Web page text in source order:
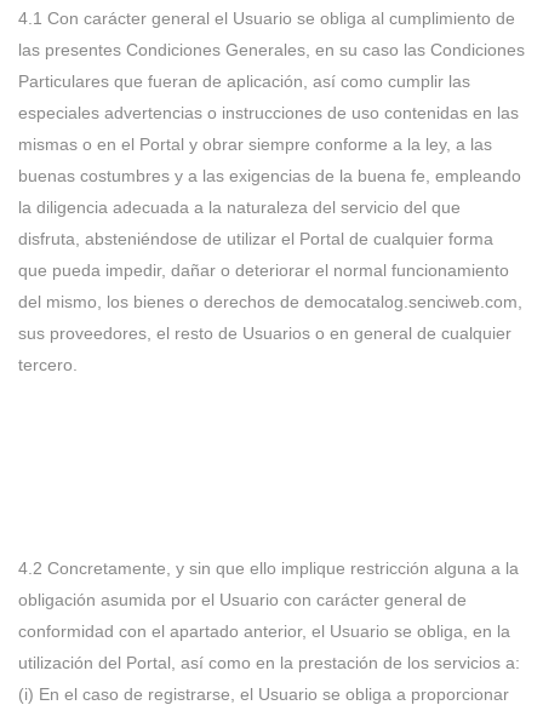
4.1 Con carácter general el Usuario se obliga al cumplimiento de
las presentes Condiciones Generales, en su caso las Condiciones
Particulares que fueran de aplicación, así como cumplir las
especiales advertencias o instrucciones de uso contenidas en las
mismas o en el Portal y obrar siempre conforme a la ley, a las
buenas costumbres y a las exigencias de la buena fe, empleando
la diligencia adecuada a la naturaleza del servicio del que
disfruta, absteniéndose de utilizar el Portal de cualquier forma
que pueda impedir, dañar o deteriorar el normal funcionamiento
del mismo, los bienes o derechos de democatalog.senciweb.com,
sus proveedores, el resto de Usuarios o en general de cualquier
tercero.
4.2 Concretamente, y sin que ello implique restricción alguna a la
obligación asumida por el Usuario con carácter general de
conformidad con el apartado anterior, el Usuario se obliga, en la
utilización del Portal, así como en la prestación de los servicios a:
(i) En el caso de registrarse, el Usuario se obliga a proporcionar